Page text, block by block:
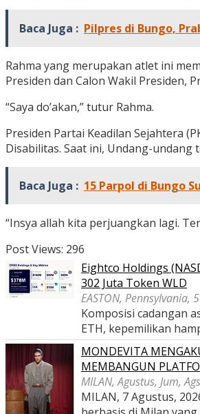
Baca Juga : Pilpres di Bungo,
Rahma yang merupakan atlet ini
Presiden dan Calon Wakil Presiden,
“Saya do’akan,” tutur Rahma.
Presiden Partai Keadilan Sejahtera
Disabilitas. Saat ini, Undang-
Baca Juga : 15 Parpol di Bungo
“Insya allah kita perjuangkan lagi.
Post Views: 296
Eightco Holdings
302 Juta Token WLD
EASTON, Pennsylvania,
Komposisi cadangan
ETH, kepemilikan
MONDEVITA
MEMBANGUN
MILAN, Agustus, Jum,
MILAN, 7 Agustus,